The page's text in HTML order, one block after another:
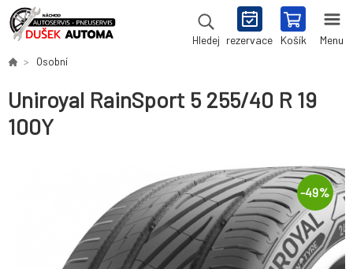
Hledej rezervace Košík Menu
Osobní
Uniroyal RainSport 5 255/40 R 19
100Y
-49%